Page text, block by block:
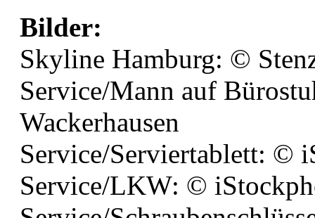
Bilder:
Skyline Hamburg: ©
Service/Mann auf
Wackerhausen
Service/Serviertablett: ©
Service/LKW: ©